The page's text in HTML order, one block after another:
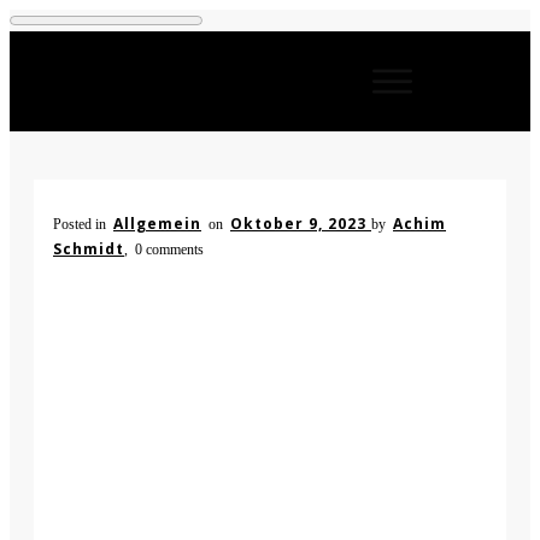
Posted in Allgemein on Oktober 9, 2023 by Achim
Schmidt
0 comments